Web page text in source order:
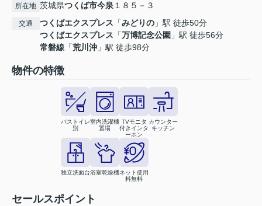
所在地 茨城県つくば市今泉１８５－３
交通 つくばエクスプレス 「みどりの 」駅 徒歩50分
つくばエクスプレス 「万博記念公園 」駅 徒歩56分
常磐線 「荒川沖 」駅 徒歩98分
物件の特徴
バストイレ
別
室内洗濯機
置場
TVモニタ
付きインタ
ーホン
カウンター
キッチン
独立洗面台浴室乾燥機ネット使用
料無料
セールスポイント